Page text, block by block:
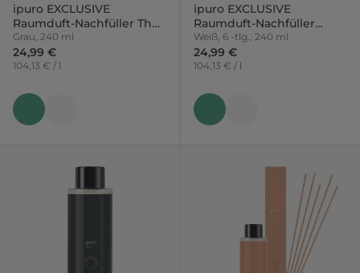
ipuro EXCLUSIVE
Raumduft-Nachfüller Thé
Epicé
Grau, 240 ml
24,99 €
104,13 € / l
ipuro EXCLUSIVE
Raumduft-Nachfüller
Santal Blanc mit Sticks
Weiß, 6 -tlg., 240 ml
24,99 €
104,13 € / l